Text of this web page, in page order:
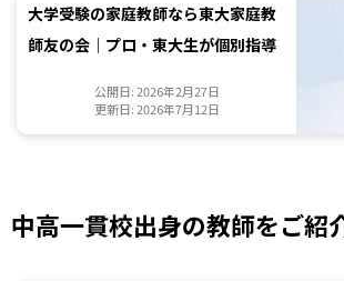
大学受験の家庭教師なら東大家庭教
師友の会｜プロ・東大生が個別指導
公開日: 2026年2月27日
更新日: 2026年7月12日
中高一貫校出身の教師をご紹